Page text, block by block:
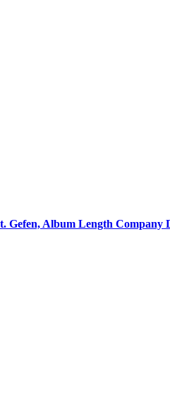
Gefen, Album Length Company